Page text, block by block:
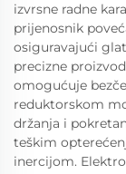
izvrsne radne
prijenosnik
osiguravajući
precizne
omogućuje
reduktorskom
držanja i
teškim
inercijom.